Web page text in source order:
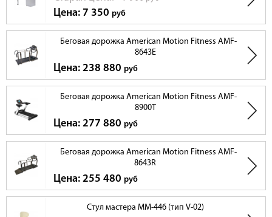
Цена: 7 350 руб
Беговая дорожка American Motion Fitness AMF-
8643E
Цена: 238 880 руб
Беговая дорожка American Motion Fitness AMF-
8900T
Цена: 277 880 руб
Беговая дорожка American Motion Fitness AMF-
8643R
Цена: 255 480 руб
Стул мастера ММ-446 (тип V-02)